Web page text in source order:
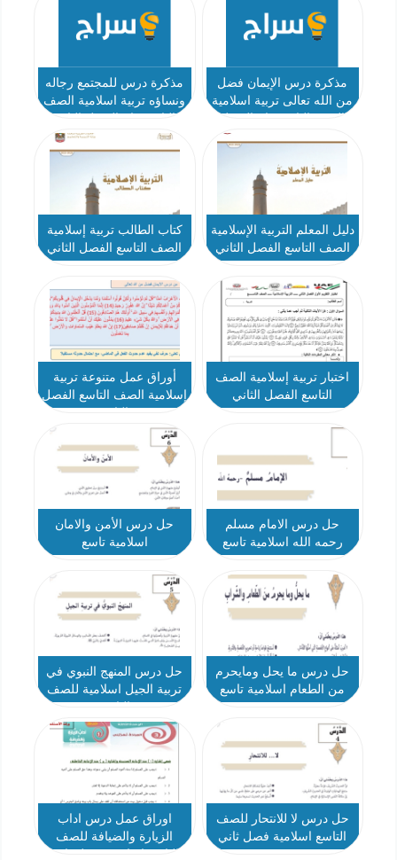
مذكرة درس الإيمان فضل
من الله تعالى تربية اسلامية
مذكرة درس للمجتمع رجاله
ونساؤه تربية اسلامية الصف
دليل المعلم التربية الإسلامية
الصف التاسع الفصل الثاني
كتاب الطالب تربية إسلامية
الصف التاسع الفصل الثاني
اختبار تربية إسلامية الصف
التاسع الفصل الثاني
أوراق عمل متنوعة تربية
إسلامية الصف التاسع الفصل
حل درس الامام مسلم
رحمه الله اسلامية تاسع
حل درس الأمن والامان
اسلامية تاسع
حل درس ما يحل ومايحرم
من الطعام اسلامية تاسع
حل درس المنهج النبوي في
تربية الجيل اسلامية للصف
حل درس لا للانتحار للصف
التاسع اسلامية فصل ثاني
اوراق عمل درس اداب
الزيارة والضيافة للصف